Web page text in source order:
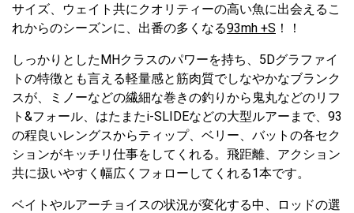
サイズ、ウェイト共にクオリティーの高い魚に出会えるこ
れからのシーズンに、出番の多くなる93mh +S ！！
しっかりとしたMHクラスのパワーを持ち、5Dグラファイ
トの特徴とも言える軽量感と筋肉質でしなやかなブランク
スが、ミノーなどの繊細な巻きの釣りから鬼丸などのリフ
ト&フォール、はたまたi-SLIDEなどの大型ルアーまで、93
の程良いレングスからティップ、ベリー、バットの各セク
ションがキッチリ仕事をしてくれる。飛距離、アクション
共に扱いやすく幅広くフォローしてくれる1本です。
ベイトやルアーチョイスの状況が変化する中、ロッドの選